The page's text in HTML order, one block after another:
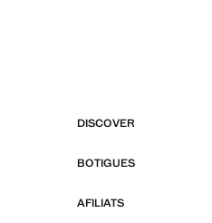
DISCOVER
BOTIGUES
AFILIATS